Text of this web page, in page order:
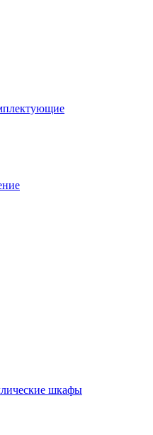
шкафы